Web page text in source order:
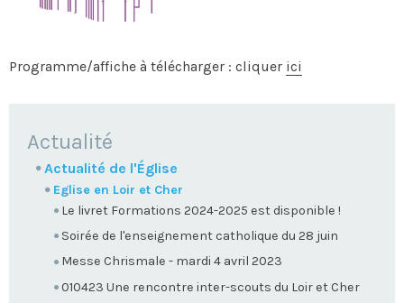
Programme/affiche à télécharger : cliquer ici
NAVIGATION
Actualité
Actualité de l'Église
Eglise en Loir et Cher
Le livret Formations 2024-2025 est disponible !
Soirée de l'enseignement catholique du 28 juin
Messe Chrismale - mardi 4 avril 2023
010423 Une rencontre inter-scouts du Loir et Cher